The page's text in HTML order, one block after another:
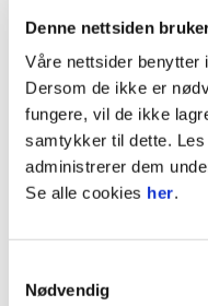
Denne nettsiden
Våre nettsider benytter
Dersom de ikke er
fungere, vil de ikke
samtykker til dette.
administrerer dem
Se alle cookies her.
Nødvendig
Kl. 16.30.
Stoppen
Kl. 17.45.
Vigør
Kl. 17.45.